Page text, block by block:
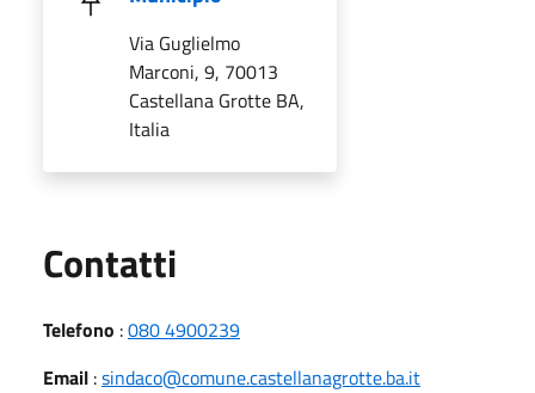
Via Guglielmo
Marconi, 9, 70013
Castellana Grotte BA,
Italia
Contatti
Telefono :080 4900239
Email :sindaco@comune.castellanagrotte.ba.it